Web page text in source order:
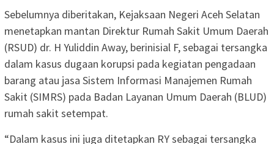
Sebelumnya diberitakan, Kejaksaan Negeri Aceh Selatan
menetapkan mantan Direktur Rumah Sakit Umum Daerah
(RSUD) dr. H Yuliddin Away, berinisial F, sebagai tersangka
dalam kasus dugaan korupsi pada kegiatan pengadaan
barang atau jasa Sistem Informasi Manajemen Rumah
Sakit (SIMRS) pada Badan Layanan Umum Daerah (BLUD)
rumah sakit setempat.
“Dalam kasus ini juga ditetapkan RY sebagai tersangka